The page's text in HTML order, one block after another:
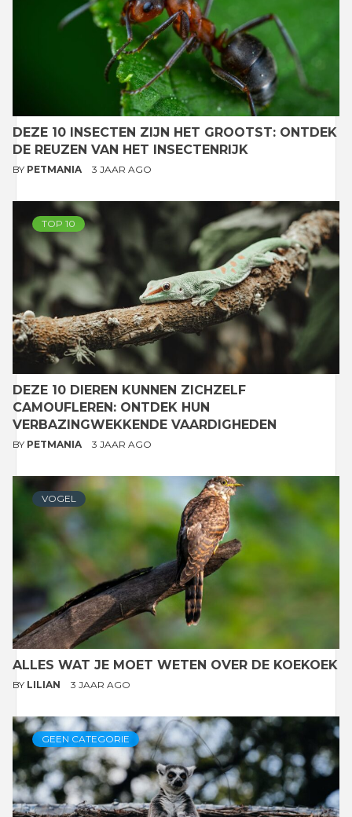
DEZE 10 INSECTEN ZIJN HET GROOTST: ONTDEK
DE REUZEN VAN HET INSECTENRIJK
BY PETMANIA 3 JAAR AGO
TOP 10
DEZE 10 DIEREN KUNNEN ZICHZELF
CAMOUFLEREN: ONTDEK HUN
VERBAZINGWEKKENDE VAARDIGHEDEN
BY PETMANIA 3 JAAR AGO
VOGEL
ALLES WAT JE MOET WETEN OVER DE KOEKOEK
BY LILIAN 3 JAAR AGO
GEEN CATEGORIE